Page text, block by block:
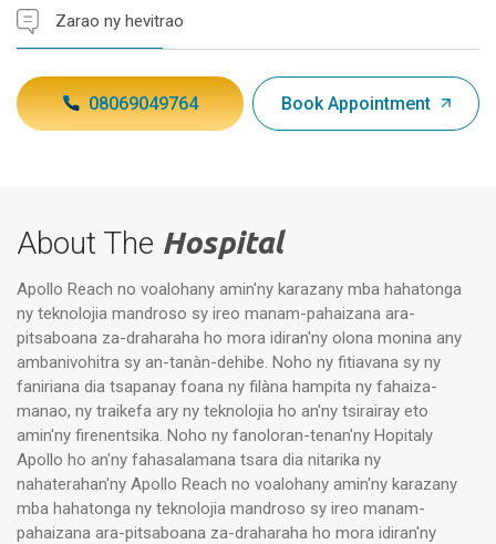
Zarao ny hevitrao
08069049764 Book Appointment
About The Hospital
Apollo Reach no voalohany amin'ny karazany mba hahatonga
ny teknolojia mandroso sy ireo manam-pahaizana ara-
pitsaboana za-draharaha ho mora idiran'ny olona monina any
ambanivohitra sy an-tanàn-dehibe. Noho ny fitiavana sy ny
faniriana dia tsapanay foana ny filàna hampita ny fahaiza-
manao, ny traikefa ary ny teknolojia ho an'ny tsirairay eto
amin'ny firenentsika. Noho ny fanoloran-tenan'ny Hopitaly
Apollo ho an'ny fahasalamana tsara dia nitarika ny
nahaterahan'ny Apollo Reach no voalohany amin'ny karazany
mba hahatonga ny teknolojia mandroso sy ireo manam-
pahaizana ara-pitsaboana za-draharaha ho mora idiran'ny